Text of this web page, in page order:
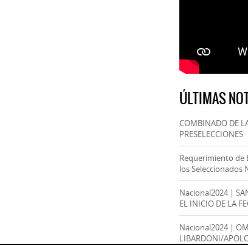
ÚLTIMAS
COMBINADO DE
PRESELECCIONES
Requerimiento de
los Seleccionados
Nacional2024 |
EL INICIO DE LA
Nacional2024 |
LIBARDONI/